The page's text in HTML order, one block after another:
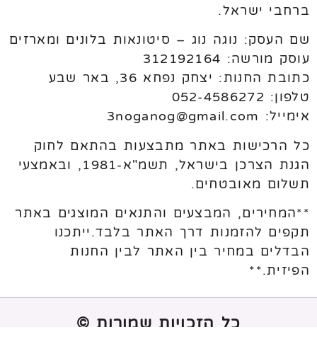
ברחבי ישראל.
שם העסק: נוגה נוג – סיטונאות בלונים ומארזים
עוסק מורשה: 312192164
כתובת החנות: יצחק נפחא 36, באר שבע
טלפון: 052-4586272
אימייל: 3noganog@gmail.com
כל הרכישות באתר מתבצעות בהתאם לחוק
הגנת הצרכן בישראל, תשמ"א-1981, ובאמצעי
תשלום מאובטחים.
**המחירים, המבצעים והתנאים המוצגים באתר
תקפים להזמנות דרך האתר בלבד.ייתכנו
הבדלים במחיר בין האתר לבין החנות
הפיזית.**
כל הזכויות שמורות ©